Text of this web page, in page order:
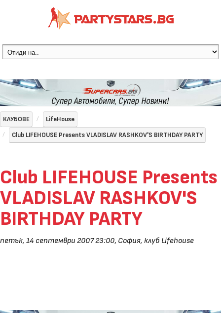
КЛУБОВЕ
LifeHouse
Club LIFEHOUSE Presents VLADISLAV RASHKOV'S BIRTHDAY PARTY
Club LIFEHOUSE Presents
VLADISLAV RASHKOV'S
BIRTHDAY PARTY
петък, 14 септември 2007 23:00, София, клуб Lifehouse